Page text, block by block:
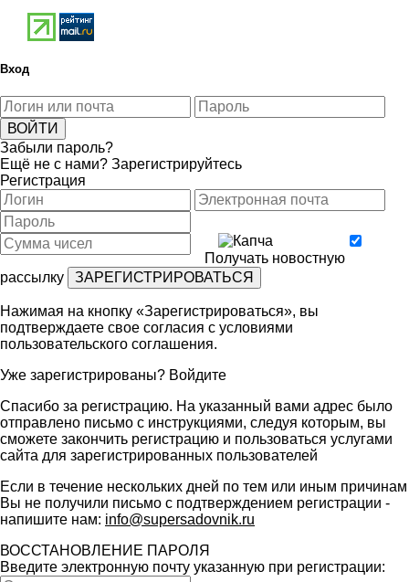
Вход
Забыли пароль?
Ещё не с нами? Зарегистрируйтесь
Регистрация
Получать новостную
рассылку
Нажимая на кнопку «Зарегистрироваться», вы
подтверждаете свое согласия с условиями
пользовательского соглашения.
Уже зарегистрированы? Войдите
Спасибо за регистрацию. На указанный вами адрес было
отправлено письмо с инструкциями, следуя которым, вы
сможете закончить регистрацию и пользоваться услугами
сайта для зарегистрированных пользователей
Если в течение нескольких дней по тем или иным причинам
Вы не получили письмо с подтверждением регистрации -
напишите нам: info@supersadovnik.ru
ВОССТАНОВЛЕНИЕ ПАРОЛЯ
Введите электронную почту указанную при регистрации: